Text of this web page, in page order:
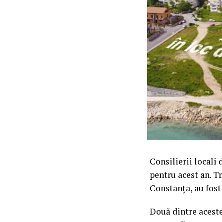
Consilierii locali
pentru acest an.
Constanța, au
Două dintre